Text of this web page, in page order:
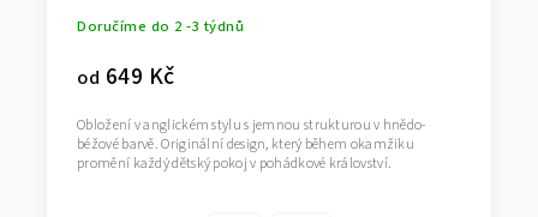
Doručíme do 2 -3 týdnů
od 649 Kč
Obložení v anglickém stylu s jemnou strukturou v hnědo-
béžové barvě. Originální design, který během okamžiku
promění každý dětský pokoj v pohádkové království.